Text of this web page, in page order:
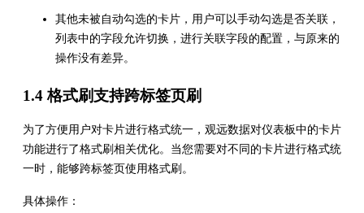
其他未被自动勾选的卡片，用户可以手动勾选是否关联，
列表中的字段允许切换，进行关联字段的配置，与原来的
操作没有差异。
1.4 格式刷支持跨标签页刷
为了方便用户对卡片进行格式统一，观远数据对仪表板中的卡片
功能进行了格式刷相关优化。当您需要对不同的卡片进行格式统
一时，能够跨标签页使用格式刷。
具体操作：